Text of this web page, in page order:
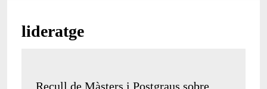
lideratge
Recull de Màsters i Postgraus sobre